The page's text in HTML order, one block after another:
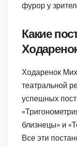
фурор у
Какие
Ходаренок
театральной
успешных
близнецы» и
Все эти